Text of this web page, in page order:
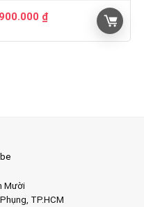
900.000 ₫
Mười
TP.HCM